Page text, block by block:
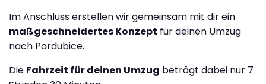
Im Anschluss erstellen wir gemeinsam mit dir ein
maßgeschneidertes Konzept für deinen Umzug
nach Pardubice.
Die Fahrzeit für deinen Umzug beträgt dabei nur 7